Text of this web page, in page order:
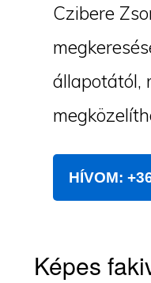
Czibere
állapotától,
HÍVOM:
Képes